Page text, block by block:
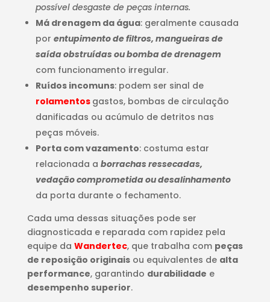
possível desgaste de peças internas.
Má drenagem da água: geralmente causada
por entupimento de filtros, mangueiras de
saída obstruídas ou bomba de drenagem
com funcionamento irregular.
Ruídos incomuns: podem ser sinal de
rolamentos gastos, bombas de circulação
danificadas ou acúmulo de detritos nas
peças móveis.
Porta com vazamento: costuma estar
relacionada a borrachas ressecadas,
vedação comprometida ou desalinhamento
da porta durante o fechamento.
Cada uma dessas situações pode ser
diagnosticada e reparada com rapidez pela
equipe da Wandertec, que trabalha com peças
de reposição originaisou equivalentes de alta
performance, garantindo durabilidade e
desempenho superior.